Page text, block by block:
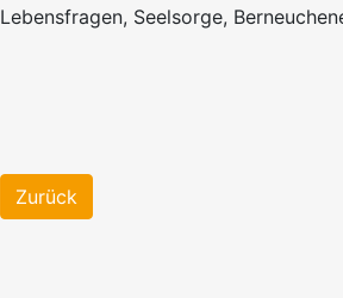
Lebensfragen, Seelsorge,
Zurück